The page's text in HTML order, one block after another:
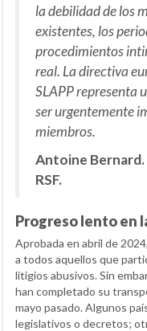
la debilidad de los
existentes, los
procedimientos
real. La directiva
SLAPP representa
ser urgentemente
miembros.
Antoine
RSF.
Progreso lento en
Aprobada en abril de 2024,
a todos aquellos que
litigios abusivos. Sin
han completado su
mayo pasado. Algunos
legislativos o decretos;